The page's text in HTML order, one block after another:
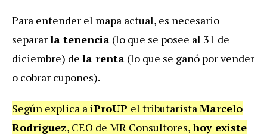
Para entender el mapa actual, es necesario
separarla tenencia (lo que se posee al 31 de
diciembre) de la renta (lo que se ganó por vender
o cobrar cupones).
Según explica aiProUP el tributaristaMarcelo
Rodríguez, CEO de MR Consultores,hoy existe